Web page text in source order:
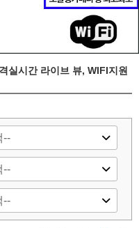
실시간 라이브 뷰, WIFI지원